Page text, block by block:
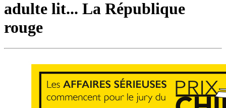
adulte lit... La République
rouge